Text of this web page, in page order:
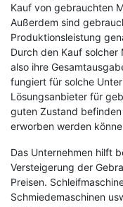
Kauf von gebrauchten
Außerdem sind
Produktionsleistung
Durch den Kauf solcher
also ihre
fungiert für solche
Lösungsanbieter für
guten Zustand
erworben werden
Das Unternehmen hilft
Versteigerung der
Preisen.
Schmiedemaschinen